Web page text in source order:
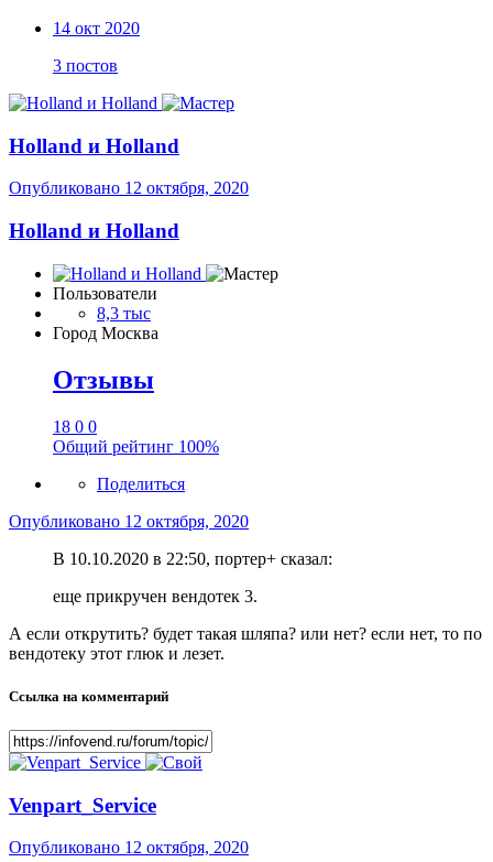
14 окт 2020
3 постов
Holland и Holland
Опубликовано 12 октября, 2020
Holland и Holland
Пользователи
8,3 тыс
Город Москва
Отзывы
18 0 0
Общий рейтинг 100%
Поделиться
Опубликовано 12 октября, 2020
В 10.10.2020 в 22:50, портер+ сказал:
еще прикручен вендотек 3.
А если открутить? будет такая шляпа? или нет? если нет, то по
вендотеку этот глюк и лезет.
Ссылка на комментарий
Venpart_Service
Опубликовано 12 октября, 2020